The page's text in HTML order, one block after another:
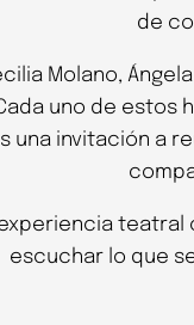
de
Molano,
uno de estos
una invitación a
experiencia
escuchar lo que